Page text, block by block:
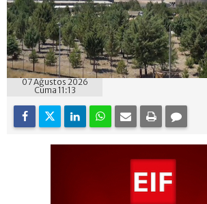
07 Ağustos 2026
Cuma 11:13